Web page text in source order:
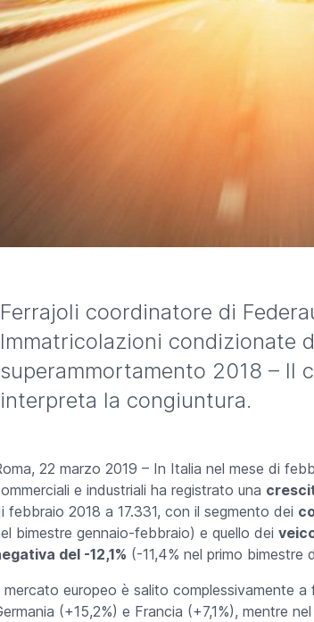
Ferrajoli coordinatore di
Immatricolazioni condizionate
superammortamento 2018 – Il
interpreta la congiuntura.
22 marzo 2019 – In Italia nel mese di
e industriali ha registrato una
febbraio 2018 a 17.331, con il segmento dei
bimestre gennaio-febbraio) e quello dei
del -12,1% (-11,4% nel primo bimestre
mercato europeo è salito complessivamente
(+15,2%) e Francia (+7,1%), mentre